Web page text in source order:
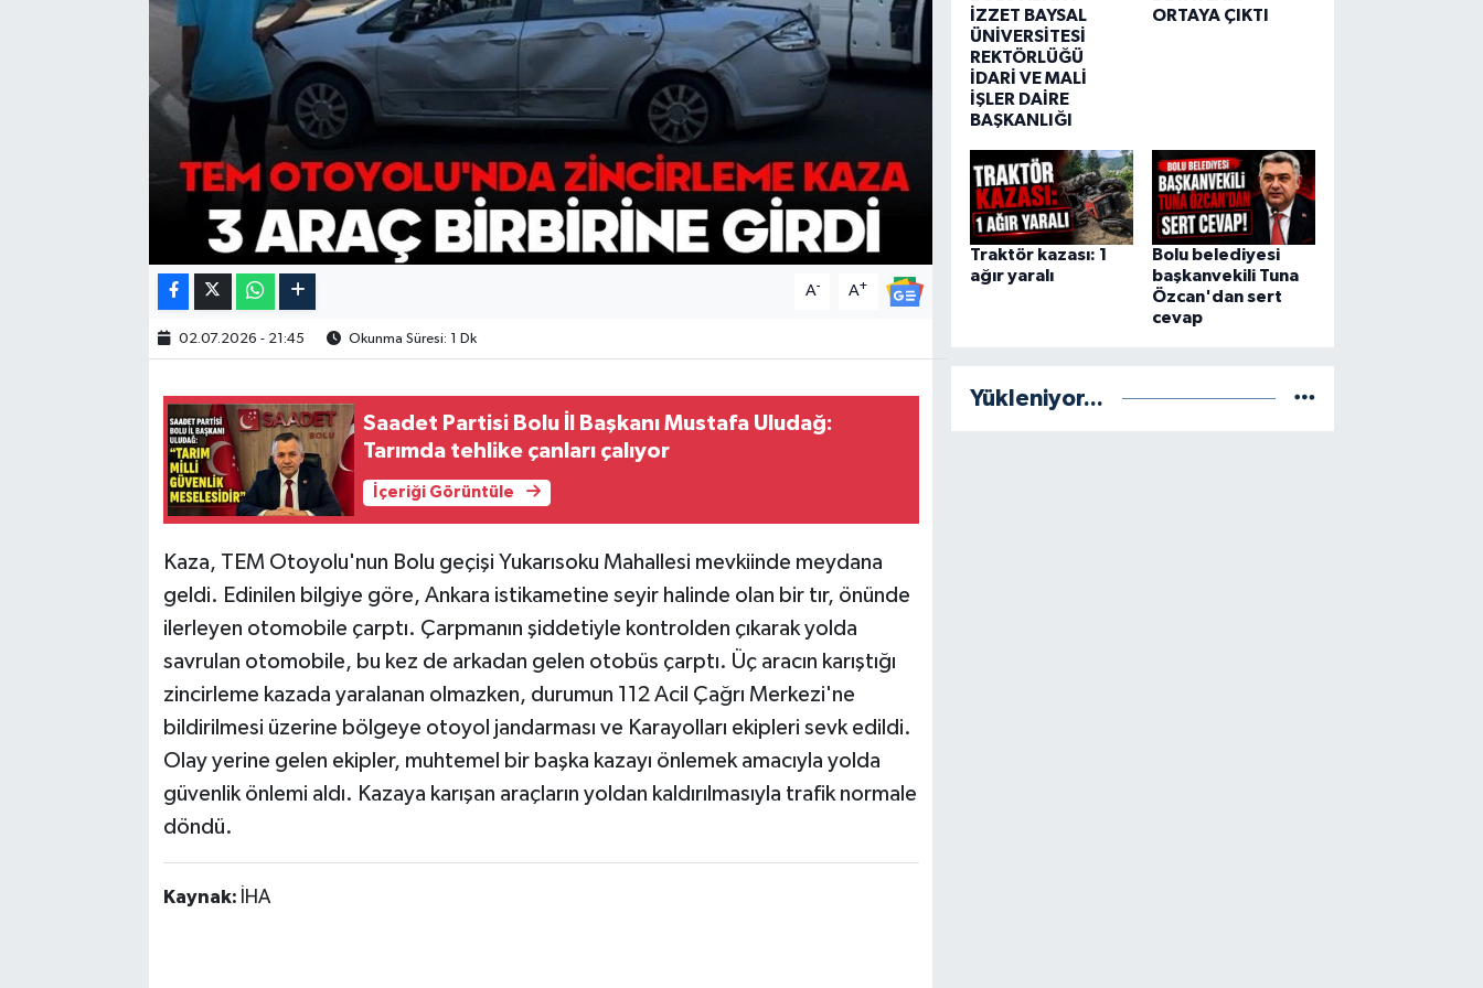
A- A+
02.07.2026 - 21:45 Okunma Süresi: 1 Dk
Saadet Partisi Bolu İl Başkanı Mustafa Uludağ:
Tarımda tehlike çanları çalıyor
İçeriği Görüntüle
Kaza, TEM Otoyolu'nun Bolu geçişi Yukarısoku Mahallesi mevkiinde meydana
geldi. Edinilen bilgiye göre, Ankara istikametine seyir halinde olan bir tır, önünde
ilerleyen otomobile çarptı. Çarpmanın şiddetiyle kontrolden çıkarak yolda
savrulan otomobile, bu kez de arkadan gelen otobüs çarptı. Üç aracın karıştığı
zincirleme kazada yaralanan olmazken, durumun 112 Acil Çağrı Merkezi'ne
bildirilmesi üzerine bölgeye otoyol jandarması ve Karayolları ekipleri sevk edildi.
Olay yerine gelen ekipler, muhtemel bir başka kazayı önlemek amacıyla yolda
güvenlik önlemi aldı. Kazaya karışan araçların yoldan kaldırılmasıyla trafik normale
döndü.
Kaynak: İHA
İZZET BAYSAL
ÜNİVERSİTESİ
REKTÖRLÜĞÜ
İDARİ VE MALİ
İŞLER DAİRE
BAŞKANLIĞI
ORTAYA ÇIKTI
Traktör kazası: 1
ağır yaralı
Bolu belediyesi
başkanvekili Tuna
Özcan'dan sert
cevap
Yükleniyor...